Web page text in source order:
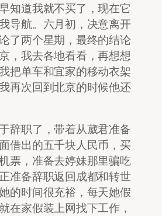
知道我就不买了，现在它
导航。六月初，决意离开
了两个星期，最终的结论
，我去各地看看，再想想
把单车和宜家的移动衣架
再次回到北京的时候他还
辞职了，带着从葳君准备
借出的五千块人民币，买
票，准备去婷妹那里骗吃
准备辞职返回成都和转世
的时间很充裕，每天她假
在家假装上网找下工作，